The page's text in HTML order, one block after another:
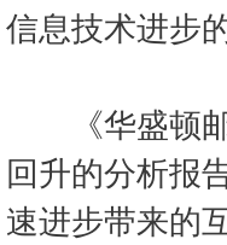
信息技术进步
《华盛顿邮
回升的分析报
速进步带来的